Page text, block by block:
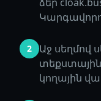
2
Աջ սեղմով
կողային